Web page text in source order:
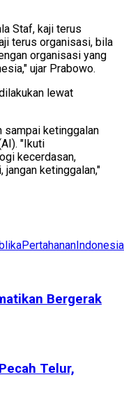
Staf, kaji terus
terus organisasi, bila
organisasi yang
ujar Prabowo.
lewat
sampai ketinggalan
"Ikuti
kecerdasan,
ketinggalan,"
PertahananIndonesia
Bergerak
Telur,